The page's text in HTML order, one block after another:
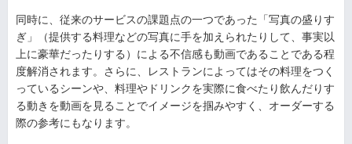
同時に、従来のサービスの課題点の一つであった「写真の盛りす
ぎ」（提供する料理などの写真に手を加えられたりして、事実以
上に豪華だったりする）による不信感も動画であることである程
度解消されます。さらに、レストランによってはその料理をつく
っているシーンや、料理やドリンクを実際に食べたり飲んだりす
る動きを動画を見ることでイメージを掴みやすく、オーダーする
際の参考にもなります。